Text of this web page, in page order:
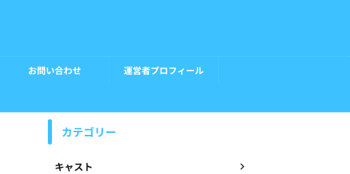
お問い合わせ 運営者プロフィール
カテゴリー
キャスト